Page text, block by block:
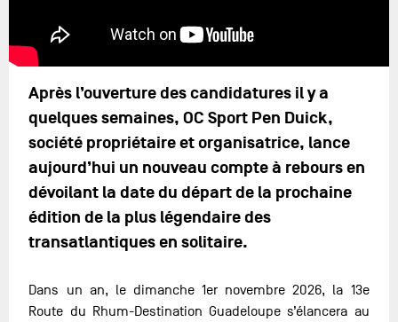
Après l’ouverture des candidatures il y a
quelques semaines, OC Sport Pen Duick,
société propriétaire et organisatrice, lance
aujourd’hui un nouveau compte à rebours en
dévoilant la date du départ de la prochaine
édition de la plus légendaire des
transatlantiques en solitaire.
Dans un an, le dimanche 1er novembre 2026, la 13e
Route du Rhum-Destination Guadeloupe s’élancera au